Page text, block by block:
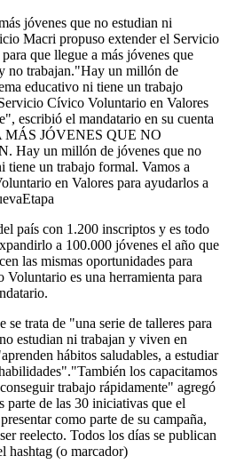
jóvenes que no estudian ni
Macri propuso extender el Servicio
que llegue a más jóvenes que
no trabajan."Hay un millón de
educativo ni tiene un trabajo
Cívico Voluntario en Valores
escribió el mandatario en su cuenta
JÓVENES QUE NO
un millón de jóvenes que no
tiene un trabajo formal. Vamos a
en Valores para ayudarlos a
país con 1.200 inscriptos y es todo
a 100.000 jóvenes el año que
las mismas oportunidades para
es una herramienta para
trata de "una serie de talleres para
estudian ni trabajan y viven en
hábitos saludables, a estudiar
los capacitamos
trabajo rápidamente" agregó
parte de las 30 iniciativas que el
como parte de su campaña,
reelecto. Todos los días se publican
hashtag (o marcador)